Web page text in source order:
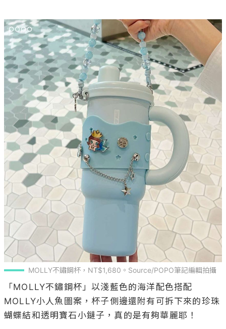
MOLLY不鏽鋼杯，NT$1,680。Source/POPO筆記編輯拍攝
「MOLLY不鏽鋼杯」以淺藍色的海洋配色搭配
MOLLY小人魚圖案，杯子側邊還附有可拆下來的珍珠
蝴蝶結和透明寶石小鏈子，真的是有夠華麗耶！